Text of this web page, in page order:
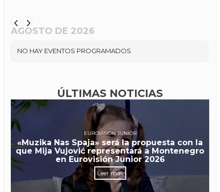
AGOSTO DE 2026
NO HAY EVENTOS PROGRAMADOS
ÚLTIMAS NOTICIAS
EUROVISIÓN JUNIOR
«Muzika Nas Spaja» será la propuesta con la
que Mija Vujović representará a Montenegro
en Eurovisión Junior 2026
Leer más